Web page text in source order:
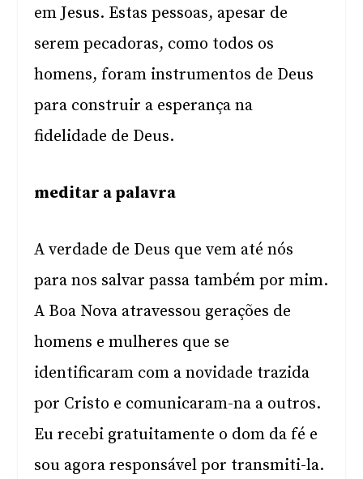
em Jesus. Estas pessoas, apesar de
serem pecadoras, como todos os
homens, foram instrumentos de Deus
para construir a esperança na
fidelidade de Deus.
meditar a palavra
A verdade de Deus que vem até nós
para nos salvar passa também por mim.
A Boa Nova atravessou gerações de
homens e mulheres que se
identificaram com a novidade trazida
por Cristo e comunicaram-na a outros.
Eu recebi gratuitamente o dom da fé e
sou agora responsável por transmiti-la.